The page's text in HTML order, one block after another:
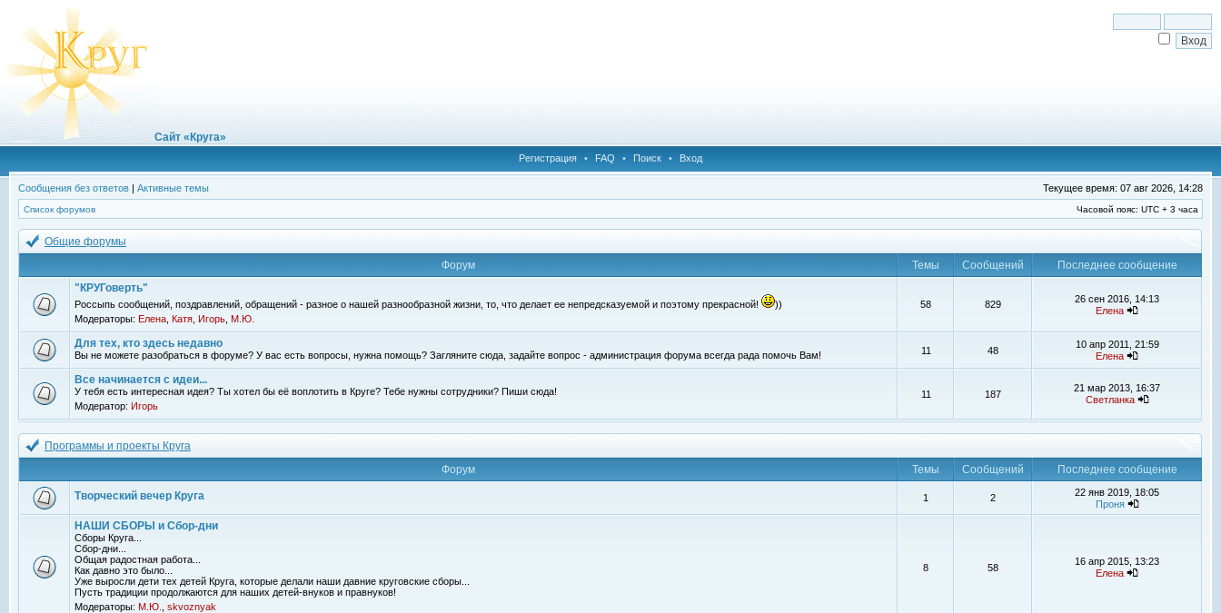
Сайт «Круга»
Регистрация • FAQ • Поиск • Вход
Сообщения без ответов | Активные темы Текущее время: 07 авг 2026, 14:28
Список форумов Часовой пояс: UTC + 3 часа
Общие форумы
Форум
Темы Сообщений
Последнее сообщение
"КРУГоверть"
Россыпь сообщений, поздравлений, обращений - разное о нашей разнообразной жизни, то, что делает ее непредсказуемой и поэтому прекрасной!
))
Модераторы: Елена Катя Игорь М.Ю.
58 829
26 сен 2016, 14:13
Елена
Для тех, кто здесь недавно
Вы не можете разобраться в форуме? У вас есть вопросы, нужна помощь? Загляните сюда, задайте вопрос - администрация форума всегда рада помочь Вам! 11 48
10 апр 2011, 21:59
Елена
Все начинается с идеи...
У тебя есть интересная идея? Ты хотел бы её воплотить в Круге? Тебе нужны сотрудники? Пиши сюда!
Модератор: Игорь
11 187
21 мар 2013, 16:37
Светланка
Программы и проекты Круга
Форум
Темы Сообщений Последнее сообщение
Творческий вечер Круга 1 2
22 янв 2019, 18:05
Проня
НАШИ СБОРЫ и Сбор-дни
Сборы Круга...
Сбор-дни...
Общая радостная работа...
Как давно это было...
Уже выросли дети тех детей Круга, которые делали наши давние круговские сборы...
Пусть традиции продолжаются для наших детей-внуков и правнуков!
Модераторы: М.Ю. skvoznyak
8 58
16 апр 2015, 13:23
Елена